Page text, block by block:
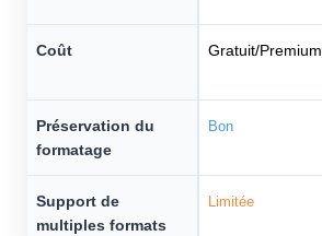
Coût Gratuit/Premium
Préservation du
formatage
Bon
Support de
multiples formats
Limitée